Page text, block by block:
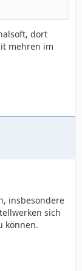
dort
mehren im
insbesondere
sich
können.